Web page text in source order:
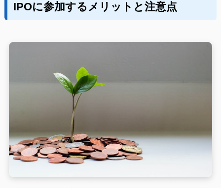
IPOに参加するメリットと注意点